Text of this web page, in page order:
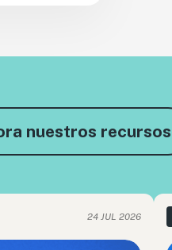
nuestros recursos
24 JUL 2026